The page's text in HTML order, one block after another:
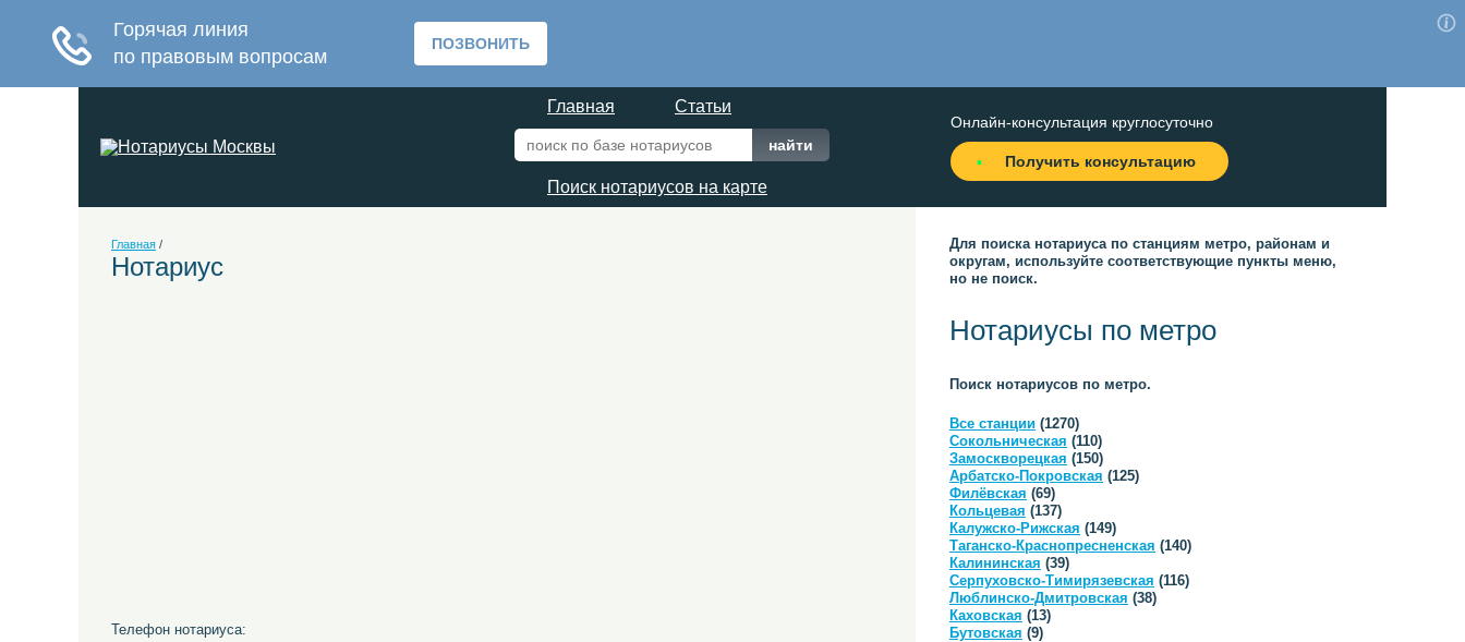
Главная Статьи
Поиск нотариусов на карте
Онлайн-консультация круглосуточно
Получить консультацию
Главная /
Нотариус
Телефон нотариуса:
Для поиска нотариуса по станциям метро, районам и
округам, используйте соответствующие пункты меню,
но не поиск.
Нотариусы по метро
Поиск нотариусов по метро.
Все станции (1270)
Сокольническая (110)
Замоскворецкая (150)
Арбатско-Покровская (125)
Филёвская (69)
Кольцевая (137)
Калужско-Рижская (149)
Таганско-Краснопресненская (140)
Калининская (39)
Серпуховско-Тимирязевская (116)
Люблинско-Дмитровская (38)
Каховская (13)
Бутовская (9)